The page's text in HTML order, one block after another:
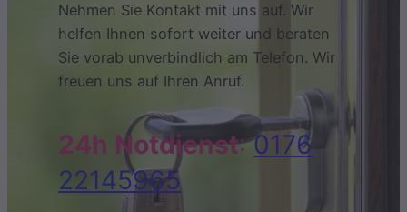
Nehmen Sie Kontakt mit uns auf. Wir
helfen Ihnen sofort weiter und beraten
Sie vorab unverbindlich am Telefon. Wir
freuen uns auf Ihren Anruf.
24h Notdienst:0176
22145965